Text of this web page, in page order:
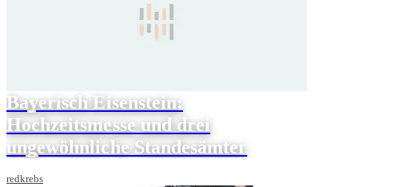
Bayerisch Eisenstein:
Hochzeitsmesse und drei
ungewöhnliche Standesämter
redkrebs